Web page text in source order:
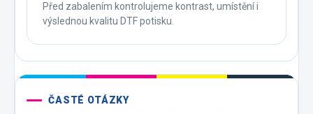
Před zabalením kontrolujeme kontrast, umístění i
výslednou kvalitu DTF potisku.
ČASTÉ OTÁZKY